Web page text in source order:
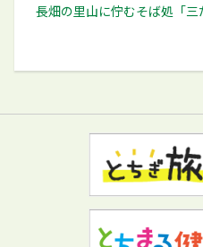
長畑の里山に佇むそば処「三